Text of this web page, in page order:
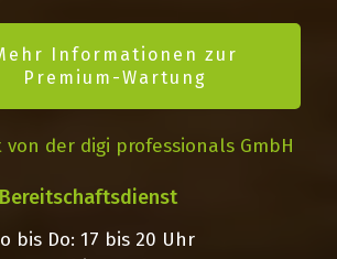
Informationen zur
Premium-Wartung
der digi professionals GmbH
Bereitschaftsdienst
bis Do: 17 bis 20 Uhr